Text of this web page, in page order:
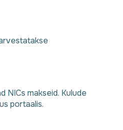
NICs makseid. Kulude
portaalis.